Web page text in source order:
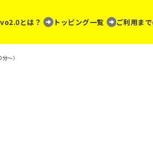
とは？ トッピング一覧 ご利用ま
～）